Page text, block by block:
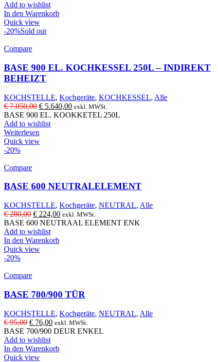
Add to wishlist
In den Warenkorb
Quick view
-20%Sold out
Compare
BASE 900 EL. KOCHKESSEL 250L – INDIREKT
BEHEIZT
KOCHSTELLE, Kochgeräte, KOCHKESSEL, Alle
€7.050,00 Ursprünglicher
Preis
war:
€ 7.050,00
€ 5.640,00Aktueller
Preis
exkl. MWSt.
BASE 900 EL. KOOKKETEL 250L
Add to wishlist
Weiterlesen
Quick view
-20%
Compare
BASE 600 NEUTRALELEMENT
KOCHSTELLE, Kochgeräte, NEUTRAL, Alle
€280,00 Ursprünglicher
Preis
war:
€ 280,00
€ 224,00Aktueller
Preis
exkl. MWSt.
BASE 600 NEUTRAAL ELEMENT ENK
Add to wishlist
In den Warenkorb
Quick view
-20%
Compare
BASE 700/900 TÜR
KOCHSTELLE, Kochgeräte, NEUTRAL, Alle
€95,00 Ursprünglicher
Preis
war:
€ 95,00
€ 76,00Aktueller
Preis
€ 76,00.
exkl. MWSt.
BASE 700/900 DEUR ENKEL
Add to wishlist
In den Warenkorb
Quick view